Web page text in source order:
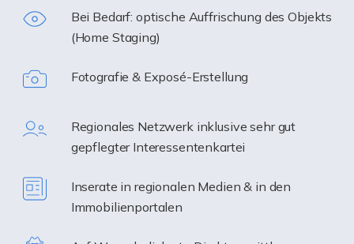
Bei Bedarf: optische Auffrischung des Objekts
(Home Staging)
Fotografie & Exposé-Erstellung
Regionales Netzwerk inklusive sehr gut
gepflegter Interessentenkartei
Inserate in regionalen Medien & in den
Immobilienportalen